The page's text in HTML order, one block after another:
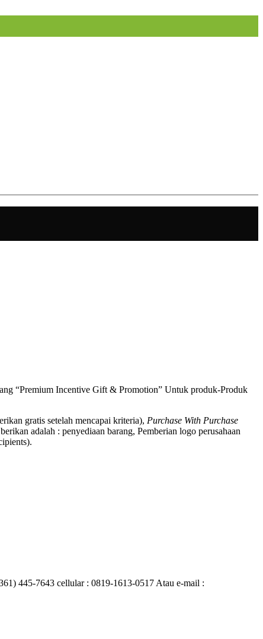
“Premium Incentive Gift & Promotion” Untuk produk-Produk
gratis setelah mencapai kriteria), Purchase With Purchase
adalah : penyediaan barang, Pemberian logo perusahaan
445-7643 cellular : 0819-1613-0517 Atau e-mail :